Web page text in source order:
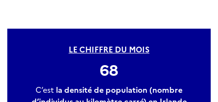
LE CHIFFRE DU MOIS
68
C’est la densité de population (nombre